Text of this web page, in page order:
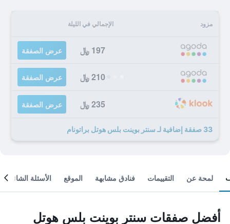
مزود الإجمالي في الليلة
197 ﷼ عرض الصفقة
210 ﷼ عرض الصفقة
235 ﷼ عرض الصفقة
33 صفقة إضافية لـ سنتر بوينت بلس هوتل براتونام
لمحة عن التقييمات فنادق مشابهة الموقع الأسئلة الشائعة
أفضل صفقات سنتر بوينت بلس هوتل